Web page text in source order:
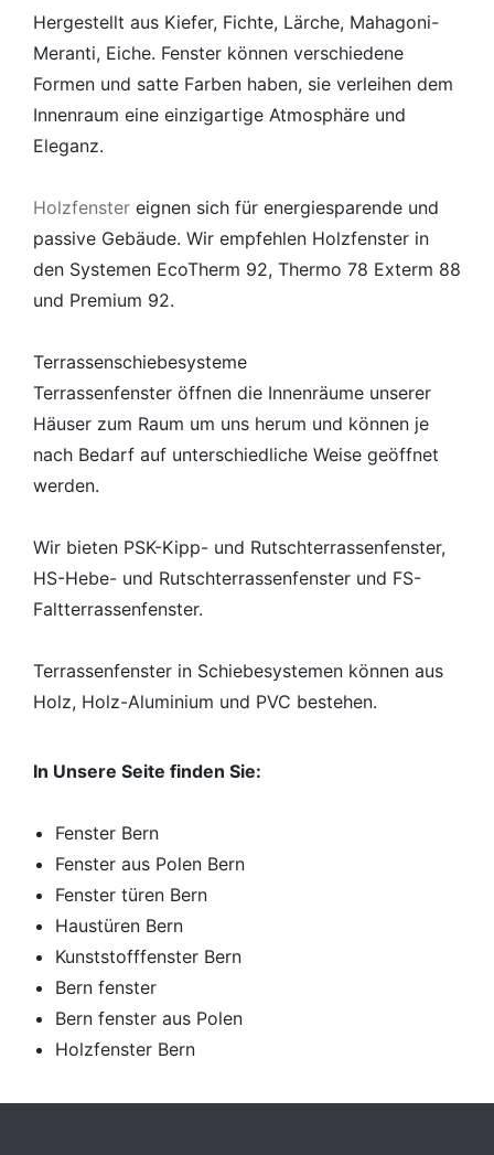
Hergestellt aus Kiefer, Fichte, Lärche, Mahagoni-
Meranti, Eiche. Fenster können verschiedene
Formen und satte Farben haben, sie verleihen dem
Innenraum eine einzigartige Atmosphäre und
Eleganz.
Holzfenster eignen sich für energiesparende und
passive Gebäude. Wir empfehlen Holzfenster in
den Systemen EcoTherm 92, Thermo 78 Exterm 88
und Premium 92.
Terrassenschiebesysteme
Terrassenfenster öffnen die Innenräume unserer
Häuser zum Raum um uns herum und können je
nach Bedarf auf unterschiedliche Weise geöffnet
werden.
Wir bieten PSK-Kipp- und Rutschterrassenfenster,
HS-Hebe- und Rutschterrassenfenster und FS-
Faltterrassenfenster.
Terrassenfenster in Schiebesystemen können aus
Holz, Holz-Aluminium und PVC bestehen.
In Unsere Seite finden Sie:
Fenster Bern
Fenster aus Polen Bern
Fenster türen Bern
Haustüren Bern
Kunststofffenster Bern
Bern fenster
Bern fenster aus Polen
Holzfenster Bern